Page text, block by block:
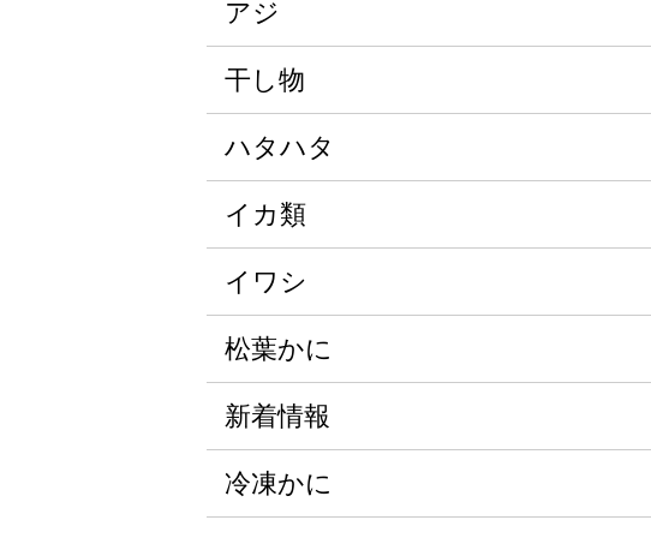
アジ
干し物
ハタハタ
イカ類
イワシ
松葉かに
新着情報
冷凍かに